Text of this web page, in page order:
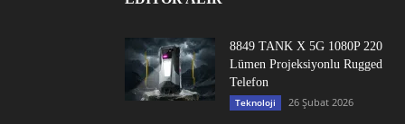
8849 TANK X 5G 1080P 220
Lümen Projeksiyonlu Rugged
Telefon
Teknoloji 26 Şubat 2026